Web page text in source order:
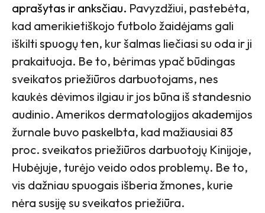
aprašytas ir anksčiau. Pavyzdžiui, pastebėta,
kad amerikietiškojo futbolo žaidėjams gali
iškilti spuogų ten, kur šalmas liečiasi su oda ir ji
prakaituoja. Be to, bėrimas ypač būdingas
sveikatos priežiūros darbuotojams, nes
kaukės dėvimos ilgiau ir jos būna iš standesnio
audinio. Amerikos dermatologijos akademijos
žurnale buvo paskelbta, kad mažiausiai 83
proc. sveikatos priežiūros darbuotojų Kinijoje,
Hubėjuje, turėjo veido odos problemų. Be to,
vis dažniau spuogais išberia žmones, kurie
nėra susiję su sveikatos priežiūra.